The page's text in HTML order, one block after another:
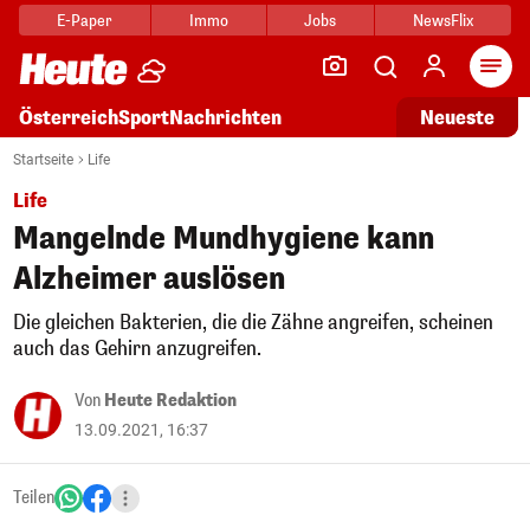
E-Paper Immo Jobs NewsFlix
ÖsterreichSportNachrichten Neueste
Startseite Life
Life
Mangelnde Mundhygiene kann
Alzheimer auslösen
Die gleichen Bakterien, die die Zähne angreifen, scheinen
auch das Gehirn anzugreifen.
Von Heute Redaktion
13.09.2021, 16:37
Teilen